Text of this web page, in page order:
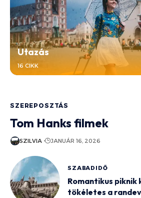
Utazás
16 CIKK
SZEREPOSZTÁS
Tom Hanks filmek
SZILVIA JANUÁR 16, 2026
SZABADIDŐ
Romantikus piknik
tökéletes a